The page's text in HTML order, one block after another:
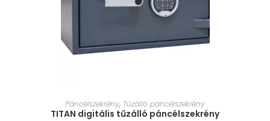
MÉRET VÁLASZTÁSA
Páncélszekrény, Tűzálló páncélszekrény
TITAN digitális tűzálló páncélszekrény